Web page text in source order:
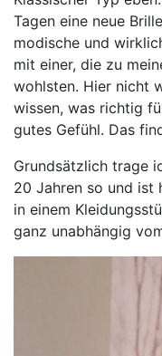
Tagen eine neue
modische und
mit einer, die zu
wohlsten. Hier nicht
wissen, was richtig
gutes Gefühl. Das
Grundsätzlich trage
20 Jahren so und ist
in einem
ganz unabhängig